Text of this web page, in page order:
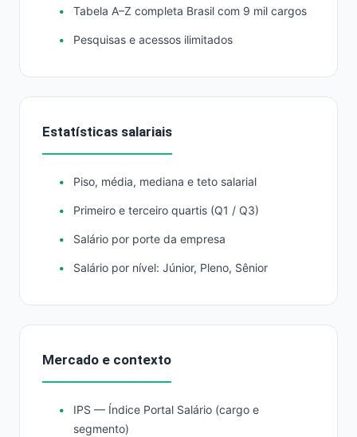
Tabela A–Z completa Brasil com 9 mil cargos
Pesquisas e acessos ilimitados
Estatísticas salariais
Piso, média, mediana e teto salarial
Primeiro e terceiro quartis (Q1 / Q3)
Salário por porte da empresa
Salário por nível: Júnior, Pleno, Sênior
Mercado e contexto
IPS — Índice Portal Salário (cargo e
segmento)